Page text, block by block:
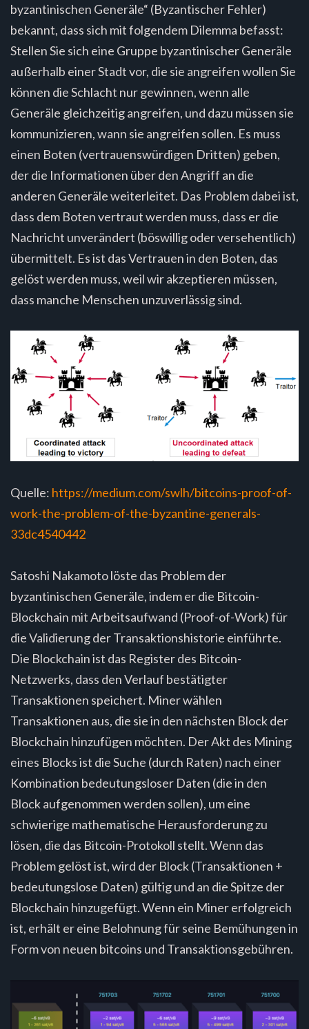
byzantinischen Generäle“ (Byzantischer Fehler)
bekannt, dass sich mit folgendem Dilemma befasst:
Stellen Sie sich eine Gruppe byzantinischer Generäle
außerhalb einer Stadt vor, die sie angreifen wollen Sie
können die Schlacht nur gewinnen, wenn alle
Generäle gleichzeitig angreifen, und dazu müssen sie
kommunizieren, wann sie angreifen sollen. Es muss
einen Boten (vertrauenswürdigen Dritten) geben,
der die Informationen über den Angriff an die
anderen Generäle weiterleitet. Das Problem dabei ist,
dass dem Boten vertraut werden muss, dass er die
Nachricht unverändert (böswillig oder versehentlich)
übermittelt. Es ist das Vertrauen in den Boten, das
gelöst werden muss, weil wir akzeptieren müssen,
dass manche Menschen unzuverlässig sind.
Quelle: https://medium.com/swlh/bitcoins-proof-of-
work-the-problem-of-the-byzantine-generals-
33dc4540442
Satoshi Nakamoto löste das Problem der
byzantinischen Generäle, indem er die Bitcoin-
Blockchain mit Arbeitsaufwand (Proof-of-Work) für
die Validierung der Transaktionshistorie einführte.
Die Blockchain ist das Register des Bitcoin-
Netzwerks, dass den Verlauf bestätigter
Transaktionen speichert. Miner wählen
Transaktionen aus, die sie in den nächsten Block der
Blockchain hinzufügen möchten. Der Akt des Mining
eines Blocks ist die Suche (durch Raten) nach einer
Kombination bedeutungsloser Daten (die in den
Block aufgenommen werden sollen), um eine
schwierige mathematische Herausforderung zu
lösen, die das Bitcoin-Protokoll stellt. Wenn das
Problem gelöst ist, wird der Block (Transaktionen +
bedeutungslose Daten) gültig und an die Spitze der
Blockchain hinzugefügt. Wenn ein Miner erfolgreich
ist, erhält er eine Belohnung für seine Bemühungen in
Form von neuen bitcoins und Transaktionsgebühren.